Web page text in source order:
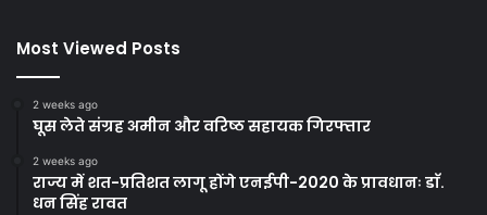
Most Viewed Posts
2 weeks ago
घूस लेते संग्रह अमीन और वरिष्ठ सहायक गिरफ्तार
2 weeks ago
राज्य में शत-प्रतिशत लागू होंगे एनईपी-2020 के प्रावधानः डाॅ.
धन सिंह रावत